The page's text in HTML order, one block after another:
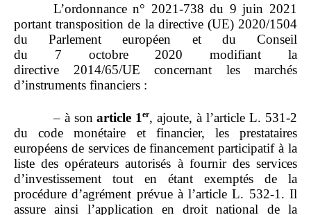
L’ordonnance n° 2021‑738 du 9 juin 2021
portant transposition de la directive (UE) 2020/1504
du Parlement européen et du Conseil
du 7 octobre 2020 modifiant la
directive 2014/65/UE concernant les marchés
d’instruments financiers :
– à sonarticle 1er, ajoute, à l’article L. 531‑2
du code monétaire et financier, les prestataires
européens de services de financement participatif à la
liste des opérateurs autorisés à fournir des services
d’investissement tout en étant exemptés de la
procédure d’agrément prévue à l’article L. 532‑1. Il
assure ainsi l’application en droit national de la